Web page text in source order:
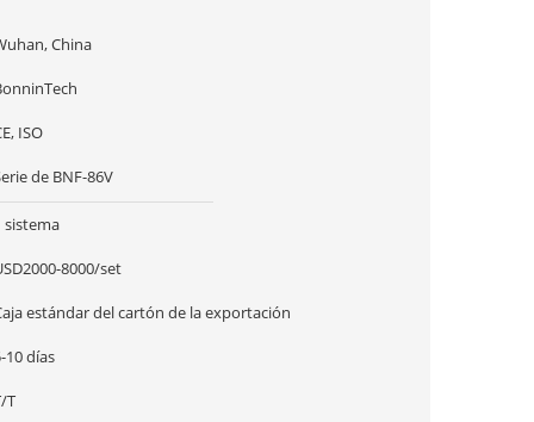
China
ISO
de BNF-86V
sistema
8000/set
estándar del cartón de la exportación
10 días
T